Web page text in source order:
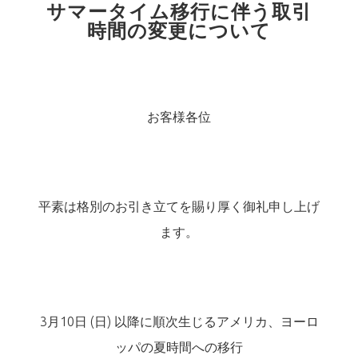
サマータイム移行に伴う取引
時間の変更について
お客様各位
平素は格別のお引き立てを賜り厚く御礼申し上げ
ます。
3月10日 (日) 以降に順次生じるアメリカ、ヨーロ
ッパの夏時間への移行